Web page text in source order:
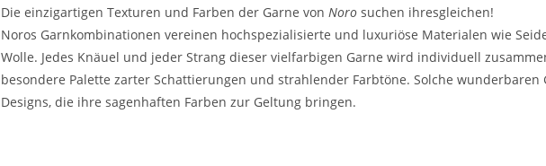
Die einzigartigen Texturen und Farben der Garne von Norosuchen ihresgleichen!
Noros Garnkombinationen vereinen hochspezialisierte und luxuriöse Materialen wie
Wolle. Jedes Knäuel und jeder Strang dieser vielfarbigen Garne wird individuell
besondere Palette zarter Schattierungen und strahlender Farbtöne. Solche wunderbaren
Designs, die ihre sagenhaften Farben zur Geltung bringen.